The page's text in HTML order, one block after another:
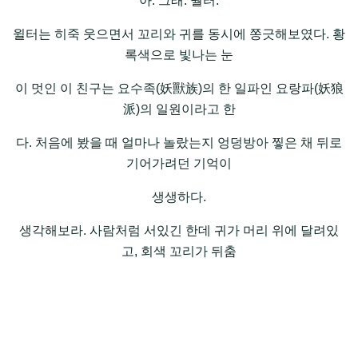
윌터는 히죽 웃으면서 꼬리와 귀를 동시에 쫑긋해보였다. 황
록색으로 빛나는 눈
이 멋인 이 친구는 요수족(妖獸族)의 한 일파인 요랑파(妖狼
派)의 일원이라고 한
다. 처음에 봤을 때 얼마나 놀랐는지 엉덩방아 찧은 채 뒤로
기어가려던 기억이
생생하다.
생각해보라. 사람처럼 서있긴 한데 귀가 머리 위에 달려있
고, 회색 꼬리가 뒤춤